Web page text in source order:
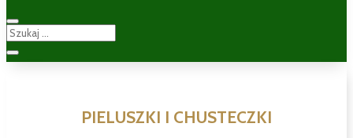
PIELUSZKI I CHUSTECZKI